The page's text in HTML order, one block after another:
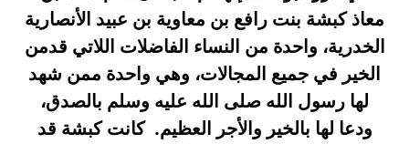
معاذ كبشة بنت رافع بن معاوية بن عبيد الأنصارية
الخدرية، واحدة من النساء الفاضلات اللاتي قدمن
الخير في جميع المجالات، وهي واحدة ممن شهد
لها رسول الله صلى الله عليه وسلم بالصدق،
ودعا لها بالخير والأجر العظيم. كانت كبشة قد